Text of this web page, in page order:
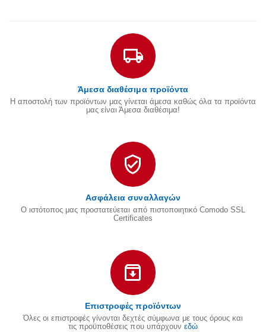
Άμεσα διαθέσιμα προϊόντα
Η αποστολή των προϊόντων μας γίνεται άμεσα καθώς όλα τα προϊόντα
μας είναι Άμεσα διαθέσιμα!
Ασφάλεια συναλλαγών
Ο ιστότοπος μας προστατεύεται από πιστοποιητικό Comodo SSL
Certificates
Επιστροφές προϊόντων
Όλες οι επιστροφές γίνονται δεχτές σύμφωνα με τους όρους και
τις προϋποθέσεις που υπάρχουν εδώ